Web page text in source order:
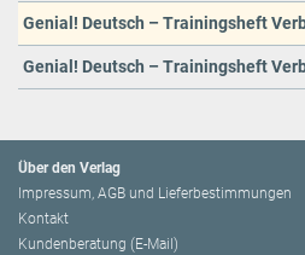
Genial! Deutsch – Trainingsheft
Genial! Deutsch – Trainingsheft
Über den Verlag
Impressum, AGB und Lieferbestimmungen
Kontakt
Kundenberatung (E-Mail)